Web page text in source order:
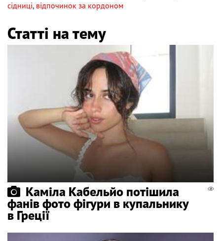
сідниці, відпочинок за кордоном
Статті на тему
Каміла Кабельйо потішила
фанів фото фігури в купальнику
в Греції